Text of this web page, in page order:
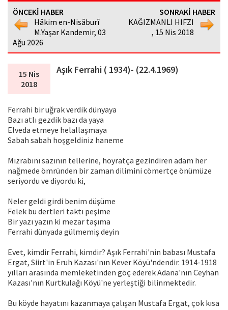
ÖNCEKİ HABER
Hâkim en-Nisâburî
M.Yaşar Kandemir, 03
Ağu 2026
SONRAKİ HABER
KAĞIZMANLI HIFZI
, 15 Nis 2018
15 Nis
2018
Aşık Ferrahi ( 1934)- (22.4.1969)
Ferrahi bir uğrak verdik dünyaya
Bazı atlı gezdik bazı da yaya
Elveda etmeye helallaşmaya
Sabah sabah hoşgeldiniz haneme
Mızrabını sazının tellerine, hoyratça gezindiren adam her
nağmede ömründen bir zaman dilimini cömertçe önümüze
seriyordu ve diyordu ki,
Neler geldi girdi benim düşüme
Felek bu dertleri taktı peşime
Bir yazı yazın ki mezar taşıma
Ferrahi dünyada gülmemiş deyin
Evet, kimdir Ferrahi, kimdir? Aşık Ferrahi'nin babası Mustafa
Ergat, Siirt'in Eruh Kazası'nın Kever Köyü'ndendir. 1914-1918
yılları arasında memleketinden göç ederek Adana'nın Ceyhan
Kazası'nın Kurtkulağı Köyü'ne yerleştiği bilinmektedir.
Bu köyde hayatını kazanmaya çalışan Mustafa Ergat, çok kısa